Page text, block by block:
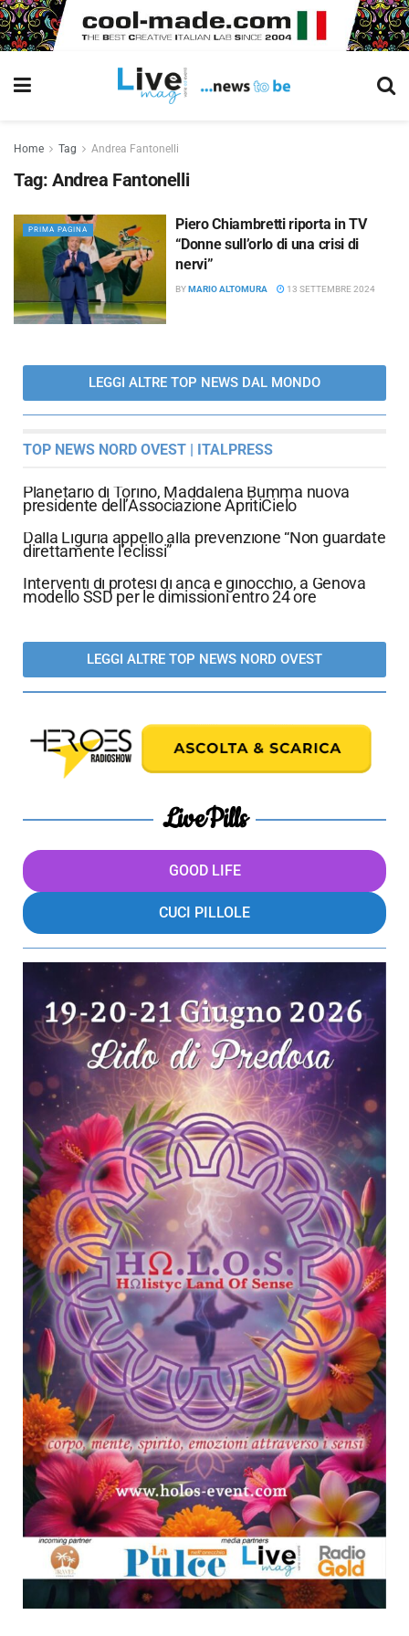
Home Tag Andrea Fantonelli
Tag: Andrea Fantonelli
PRIMA PAGINA
Piero Chiambretti riporta in TV
“Donne sull’orlo di una crisi di
nervi”
BYMARIO ALTOMURA 13 SETTEMBRE 2024
LEGGI ALTRE TOP NEWS DAL MONDO
TOP NEWS NORD OVEST | ITALPRESS
Planetario di Torino, Maddalena Bumma nuova
presidente dell’Associazione ApritiCielo
Dalla Liguria appello alla prevenzione “Non guardate
direttamente l’eclissi”
Interventi di protesi di anca e ginocchio, a Genova
modello SSD per le dimissioni entro 24 ore
LEGGI ALTRE TOP NEWS NORD OVEST
LivePills
GOOD LIFE
CUCI PILLOLE